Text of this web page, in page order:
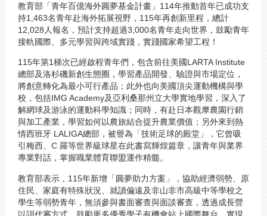
教育部「青年百億海外圓夢基金計畫」114年推動首年已成功支
持1,463名青年赴海外拓展視野，115年再創新里程，總計
12,028人報名，預計支持超過3,000名青年走向世界，鼓勵青年
接軌國際、多元學習與跨域實踐，實踐國家希望工程！
115年第1梯次已經啟程青年們，包含前往美國LARTA Institute
總部及洛杉磯新創生態圈，學習產品開發、驗證與市場定位，
將創意轉化為最小可行產品；此外也向美國頂尖運動機構與學
校，包括IMG Academy及亞利桑那州立大學實地學習，深入了
解網球及游泳的運動科學知識；同時，有赴日本觀摩農園行銷
與加工產業，學習如何以農旅結合提升農業價值；另外來到熱
情西班牙 LALIGA總部，被譽為「技術足球的殿堂」，它曾吸
引梅西、C 羅等世界級球星在此書寫輝煌篇章，讓青年與業界
專業對話，掌握職業體育聯盟運作精髓。
教育部表示，115年新增「圓夢助力方案」，協助經濟弱勢、原
住民、家庭有特殊狀況、就讀偏遠及非山非市高級中等學校之
學生等弱勢青年，無須參與書面審查與面談審查，透過成長營
以訓代審方式，鼓勵更多優秀學子有機會站上國際舞台，實現